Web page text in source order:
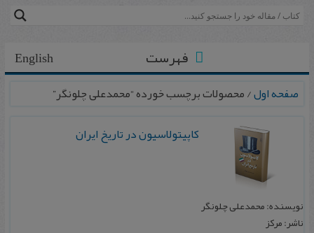
English فهرست
صفحه اول/ محصولات برچسب خورده “محمدعلی چلونگر”
کاپیتولاسیون در تاریخ ایران
نویسنده: محمدعلی چلونگر
ناشر: مرکز